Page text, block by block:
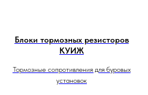
Блоки тормозных резисторов
КУИЖ
Тормозные сопротивления для буровых
установок